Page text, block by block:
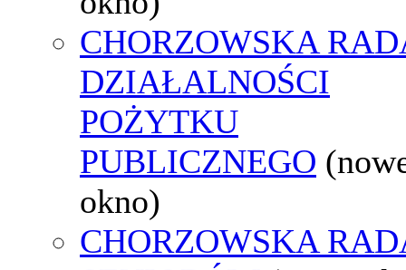
CHORZOWSKA
DZIAŁALNOŚCI
POŻYTKU
PUBLICZNEGO
okno)
CHORZOWSKA